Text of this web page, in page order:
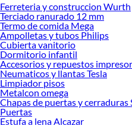
Desde remodelaciones hasta
tus ideas realidad. ¡Visítanos y
Barras de duchas!
Explora la variedad de productos de
Herramientas, materiales y accesorios
renovación de espacios. ¡Visítanos y
ofrecerte!
Encuentra una amplia variedad de
Encuentra todo lo necesario para tus
Ferreteria y construccion Wurth
Terciado ranurado 12 mm
Termo de comida Mega
Ampolletas y tubos Philips
Cubierta vanitorio
Dormitorio infantil
Accesorios y repuestos
Neumaticos y llantas Tesla
Limpiador pisos
Metalcon omega
Chapas de puertas y cerraduras
Puertas
Estufa a lena Alcazar